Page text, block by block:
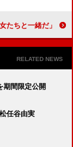
「私の心は彼女たちと一緒だ」
RELATED NEWS
期間限定公開
任谷由実